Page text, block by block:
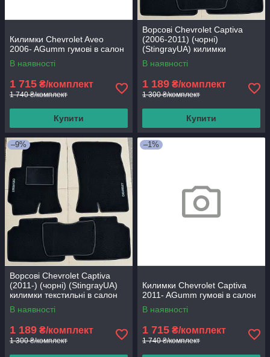
Килимки Chevrolet Aveo
2006- AGumm гумові в салон
В наявності
1 715 ₴/комплект
1 740 ₴/комплект
Купити
Ворсові Chevrolet Captiva
(2006-2011) (чорні)
(StingrayUA) килимки
текстильні в салон авто
В наявності
1 189 ₴/комплект
1 300 ₴/комплект
Купити
–9%
Ворсові Chevrolet Captiva
(2011-) (чорні) (StingrayUA)
килимки текстильні в салон
авто
В наявності
1 189 ₴/комплект
1 300 ₴/комплект
–1%
Килимки Chevrolet Captiva
2011- AGumm гумові в салон
В наявності
1 715 ₴/комплект
1 740 ₴/комплект